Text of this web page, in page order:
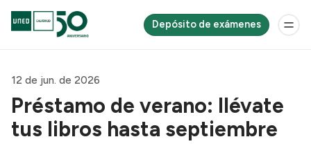
Depósito de exámenes
12 de jun. de 2026
Préstamo de verano: llévate
tus libros hasta septiembre